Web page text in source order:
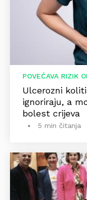
POVEĆAVA RIZIK
Ulcerozni
ignoriraju, a
bolest crijeva
5 min čitanja